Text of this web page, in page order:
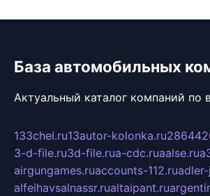
База автомобильных
Актуальный каталог компаний по
133chel.ru13autor-kolonka.ru
3-d-file.ru3d-file.rua-cdc.ruaalse.ru
airgungames.ruaccounts-112.ru
alfeihavsalnassr.rualtaipant.ru